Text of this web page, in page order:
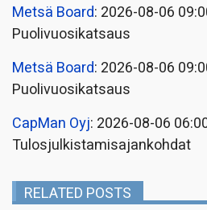
Metsä Board: 2026-08-06
Puolivuosikatsaus
Metsä Board: 2026-08-06
Puolivuosikatsaus
CapMan Oyj: 2026-08-06
Tulosjulkistamisajankohdat
RELATED POSTS